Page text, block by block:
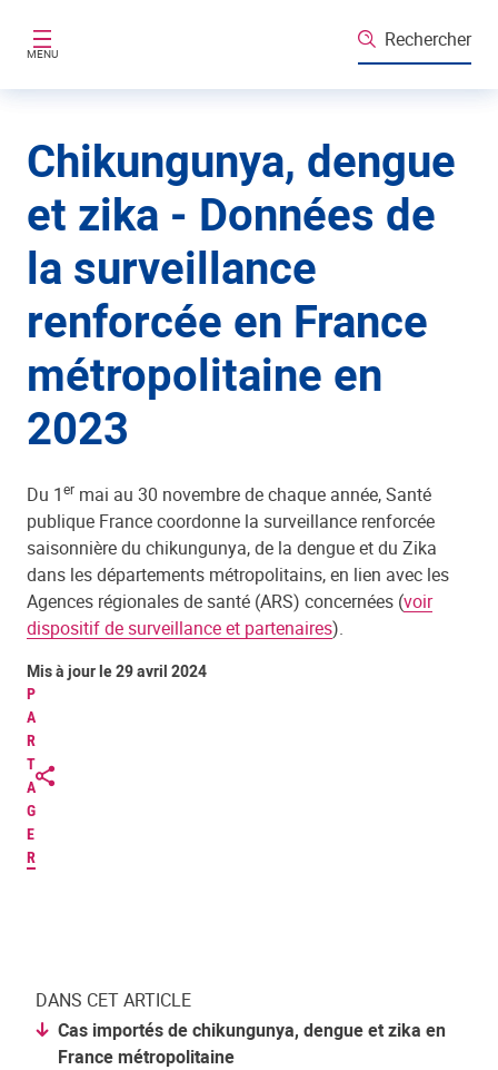
MENU
Rechercher
Chikungunya, dengue
et zika - Données de
la surveillance
renforcée en France
métropolitaine en
2023
Du 1er mai au 30 novembre de chaque année, Santé
publique France coordonne la surveillance renforcée
saisonnière du chikungunya, de la dengue et du Zika
dans les départements métropolitains, en lien avec les
Agences régionales de santé (ARS) concernées (voir
dispositif de surveillance et partenaires).
P
A
R
T
A
G
E
R
Mis à jour le 29 avril 2024
DANS CET ARTICLE
Cas importés de chikungunya, dengue et zika en
France métropolitaine